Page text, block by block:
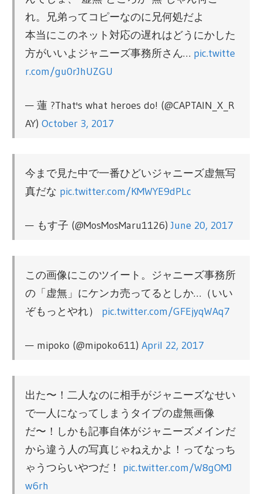
れ。兄弟ってコピーなのに兄何処だよ
本当にこのネット対応の遅れはどうにかした
方がいいよジャニーズ事務所さん… pic.twitte
r.com/gu0rJhUZGU
— 蓮 ?That's what heroes do! (@CAPTAIN_X_R
AY)October 3, 2017
今まで見た中で一番ひどいジャニーズ虚無写
真だな pic.twitter.com/KMWYE9dPLc
— もす子 (@MosMosMaru1126)June 20, 2017
この画像にこのツイート。ジャニーズ事務所
の「虚無」にケンカ売ってるとしか…（いい
ぞもっとやれ） pic.twitter.com/GFEjyqWAq7
— mipoko (@mipoko611)April 22, 2017
出た〜！二人なのに相手がジャニーズなせい
で一人になってしまうタイプの虚無画像
だ〜！しかも記事自体がジャニーズメインだ
から違う人の写真じゃねえかよ！ってなっち
ゃうつらいやつだ！ pic.twitter.com/W8gOMJ
w6rh